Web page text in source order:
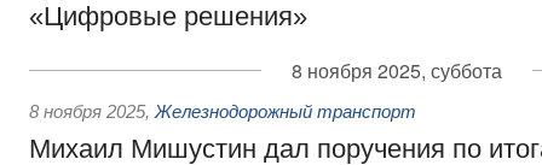
«Цифровые решения»
8 ноября 2025, суббота
8 ноября 2025, Железнодорожный транспорт
Михаил Мишустин дал поручения по